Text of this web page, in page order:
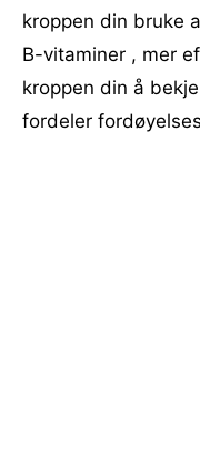
kroppen din bruke
B-vitaminer , mer
kroppen din å
fordeler